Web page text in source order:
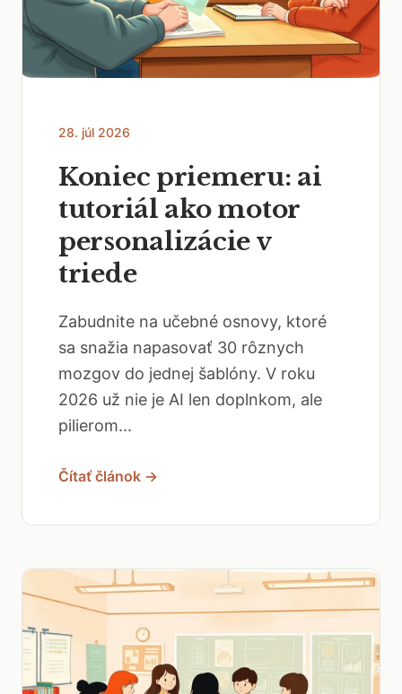
28. júl 2026
Koniec priemeru: ai
tutoriál ako motor
personalizácie v
triede
Zabudnite na učebné osnovy, ktoré
sa snažia napasovať 30 rôznych
mozgov do jednej šablóny. V roku
2026 už nie je AI len doplnkom, ale
pilierom...
Čítať článok →